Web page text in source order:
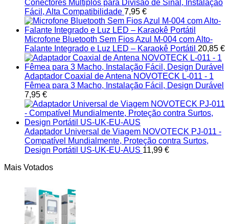
Conectores Múltiplos para Divisão de Sinal, Instalação
Fácil, Alta Compatibilidade 7,95 €
Microfone Bluetooth Sem Fios Azul M-004 com Alto-
Falante Integrado e Luz LED – Karaokê Portátil 20,85 €
Adaptador Coaxial de Antena NOVOTECK L-011 - 1
Fêmea para 3 Macho, Instalação Fácil, Design Durável
7,95 €
Adaptador Universal de Viagem NOVOTECK PJ-011 -
Compatível Mundialmente, Proteção contra Surtos,
Design Portátil US-UK-EU-AUS 11,99 €
Mais Votados